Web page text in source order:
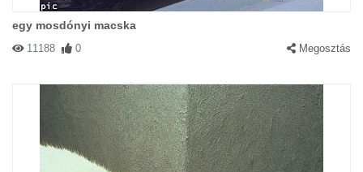
egy mosdónyi macska
11188 0 Megosztás